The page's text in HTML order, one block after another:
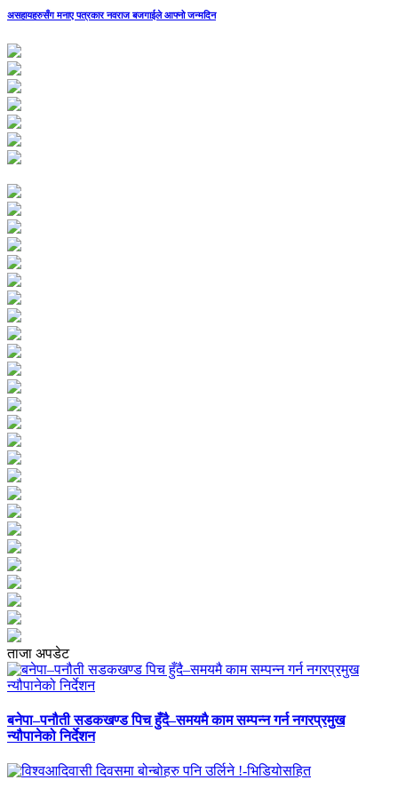
असहायहरुसँग मनाए पत्रकार नवराज बजगाईले आफ्नो जन्मदिन
ताजा अपडेट
बनेपा–पनौती सडकखण्ड पिच हुँदै–समयमै काम सम्पन्न गर्न नगरप्रमुख
न्यौपानेको निर्देशन